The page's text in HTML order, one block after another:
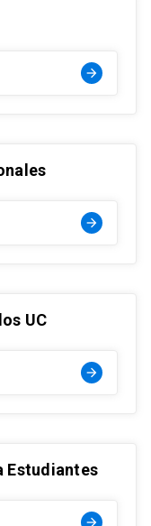
arrow_forward
arrow_forward
UC
arrow_forward
Estudiantes
arrow_forward